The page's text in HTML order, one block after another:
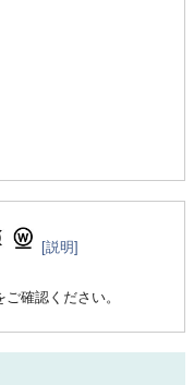
[説明]
確認ください。